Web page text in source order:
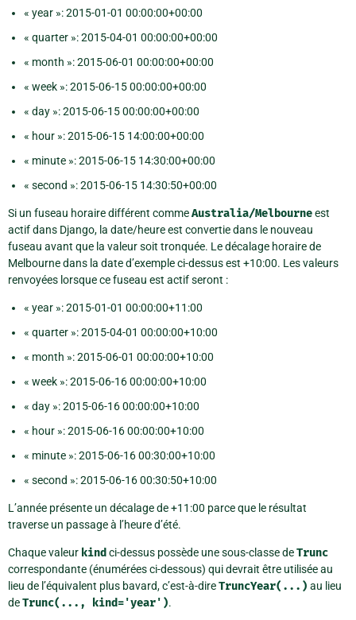
« year »: 2015-01-01 00:00:00+00:00
« quarter »: 2015-04-01 00:00:00+00:00
« month »: 2015-06-01 00:00:00+00:00
« week »: 2015-06-15 00:00:00+00:00
« day »: 2015-06-15 00:00:00+00:00
« hour »: 2015-06-15 14:00:00+00:00
« minute »: 2015-06-15 14:30:00+00:00
« second »: 2015-06-15 14:30:50+00:00
Si un fuseau horaire différent commeAustralia/Melbourneest
actif dans Django, la date/heure est convertie dans le nouveau
fuseau avant que la valeur soit tronquée. Le décalage horaire de
Melbourne dans la date d’exemple ci-dessus est +10:00. Les valeurs
renvoyées lorsque ce fuseau est actif seront :
« year »: 2015-01-01 00:00:00+11:00
« quarter »: 2015-04-01 00:00:00+10:00
« month »: 2015-06-01 00:00:00+10:00
« week »: 2015-06-16 00:00:00+10:00
« day »: 2015-06-16 00:00:00+10:00
« hour »: 2015-06-16 00:00:00+10:00
« minute »: 2015-06-16 00:30:00+10:00
« second »: 2015-06-16 00:30:50+10:00
L’année présente un décalage de +11:00 parce que le résultat
traverse un passage à l’heure d’été.
Chaque valeur kind ci-dessus possède une sous-classe deTrunc
correspondante (énumérées ci-dessous) qui devrait être utilisée au
lieu de l’équivalent plus bavard, c’est-à-direTruncYear(...) au lieu
deTrunc(..., kind='year').